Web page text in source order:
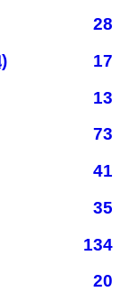
28
17
13
73
41
35
134
20